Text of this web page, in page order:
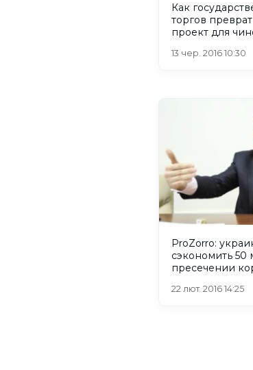
Как
торгов
проект для
13 чер. 2016 10:30
ProZorro:
сэкономить 50
пресечении
22 лют. 2016 14:25